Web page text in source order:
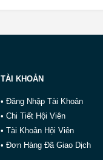
TÀI KHOẢN
• Đăng Nhập Tài Khoản
• Chi Tiết Hội Viên
• Tài Khoản Hội Viên
• Đơn Hàng Đã Giao Dịch